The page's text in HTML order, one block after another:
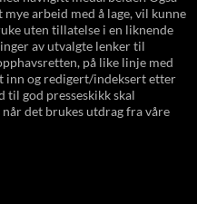
arbeid med å lage, vil kunne
uten tillatelse i en liknende
av utvalgte lenker til
på like linje med
inn og redigert/indeksert etter
til god presseskikk skal
det brukes utdrag fra våre